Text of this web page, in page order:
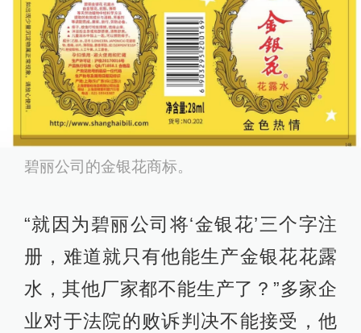
碧丽公司的金银花商标。
“就因为碧丽公司将‘金银花’三个字注
册，难道就只有他能生产金银花花露
水，其他厂家都不能生产了？”多家企
业对于法院的败诉判决不能接受，他